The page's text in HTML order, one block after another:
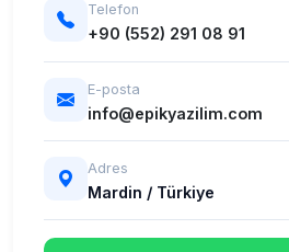
Telefon
+90 (552) 291 08 91
E-posta
info@epikyazilim.com
Adres
Mardin / Türkiye